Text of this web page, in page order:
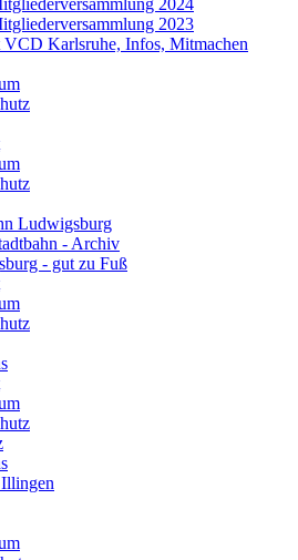
2024
2023
Karlsruhe, Infos, Mitmachen
Ludwigsburg
- Archiv
- gut zu Fuß